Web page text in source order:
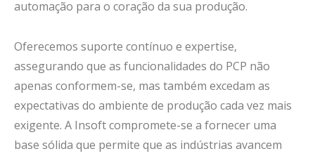
automação para o coração da sua produção.
Oferecemos suporte contínuo e expertise,
assegurando que as funcionalidades do PCP não
apenas conformem-se, mas também excedam as
expectativas do ambiente de produção cada vez mais
exigente. A Insoft compromete-se a fornecer uma
base sólida que permite que as indústrias avancem